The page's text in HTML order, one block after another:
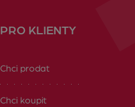
PRO KLIENTY
Chci prodat
Chci koupit